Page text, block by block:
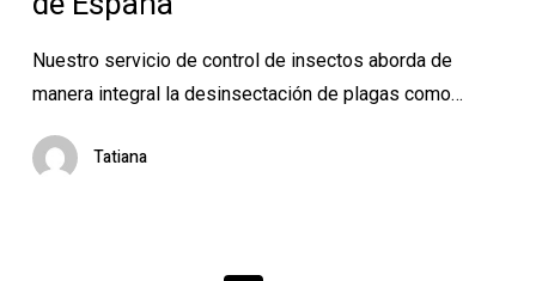
de
España
Nuestro servicio de control de insectos aborda de
manera integral la desinsectación de plagas como…
Tatiana